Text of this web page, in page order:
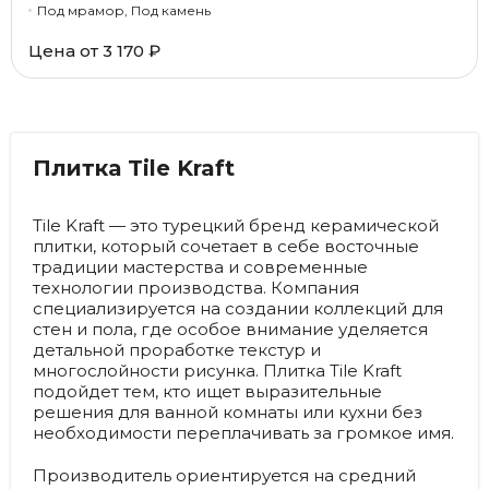
Под мрамор, Под камень
Цена от 3 170 ₽
Плитка Tile Kraft
Tile Kraft — это турецкий бренд керамической
плитки, который сочетает в себе восточные
традиции мастерства и современные
технологии производства. Компания
специализируется на создании коллекций для
стен и пола, где особое внимание уделяется
детальной проработке текстур и
многослойности рисунка. Плитка Tile Kraft
подойдет тем, кто ищет выразительные
решения для ванной комнаты или кухни без
необходимости переплачивать за громкое имя.
Производитель ориентируется на средний